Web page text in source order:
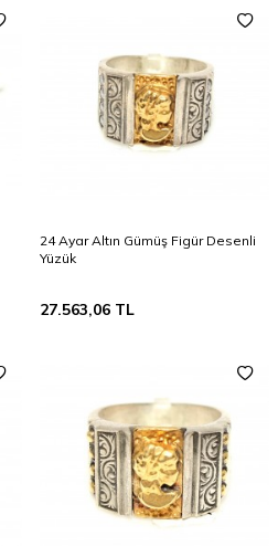
24 Ayar Altın Gümüş Figür Desenli
Yüzük
27.563,06 TL